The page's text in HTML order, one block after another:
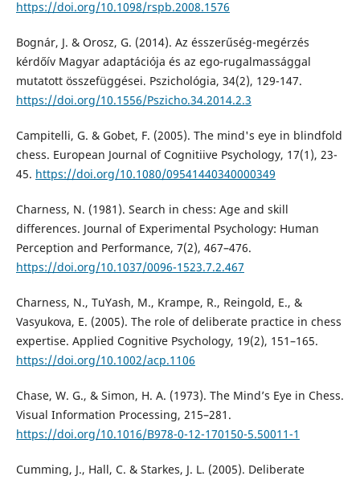
https://doi.org/10.1098/rspb.2008.1576
Bognár, J. & Orosz, G. (2014). Az ésszerűség-megérzés
kérdőív Magyar adaptációja és az ego-rugalmassággal
mutatott összefüggései. Pszichológia, 34(2), 129-147.
https://doi.org/10.1556/Pszicho.34.2014.2.3
Campitelli, G. & Gobet, F. (2005). The mind's eye in blindfold
chess. European Journal of Cognitiive Psychology, 17(1), 23-
45. https://doi.org/10.1080/09541440340000349
Charness, N. (1981). Search in chess: Age and skill
differences. Journal of Experimental Psychology: Human
Perception and Performance, 7(2), 467–476.
https://doi.org/10.1037/0096-1523.7.2.467
Charness, N., TuYash, M., Krampe, R., Reingold, E., &
Vasyukova, E. (2005). The role of deliberate practice in chess
expertise. Applied Cognitive Psychology, 19(2), 151–165.
https://doi.org/10.1002/acp.1106
Chase, W. G., & Simon, H. A. (1973). The Mind’s Eye in Chess.
Visual Information Processing, 215–281.
https://doi.org/10.1016/B978-0-12-170150-5.50011-1
Cumming, J., Hall, C. & Starkes, J. L. (2005). Deliberate